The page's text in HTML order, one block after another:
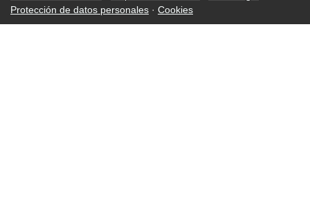
Protección de datos personales · Cookies